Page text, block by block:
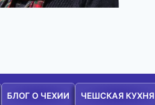
БЛОГ О ЧЕХИИ ЧЕШСКАЯ КУХНЯ